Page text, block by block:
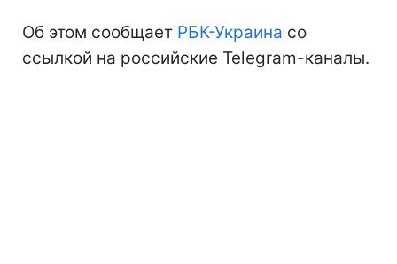
Об этом сообщает РБК-Украина со
ссылкой на российские Telegram-каналы.